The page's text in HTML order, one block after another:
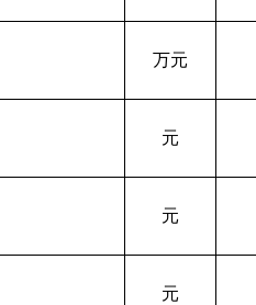
万元
元
元
元